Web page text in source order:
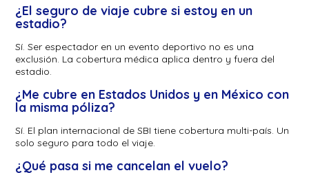
¿El seguro de viaje cubre si estoy en un
estadio?
Sí. Ser espectador en un evento deportivo no es una
exclusión. La cobertura médica aplica dentro y fuera del
estadio.
¿Me cubre en Estados Unidos y en México con
la misma póliza?
Sí. El plan internacional de SBI tiene cobertura multi-país. Un
solo seguro para todo el viaje.
¿Qué pasa si me cancelan el vuelo?